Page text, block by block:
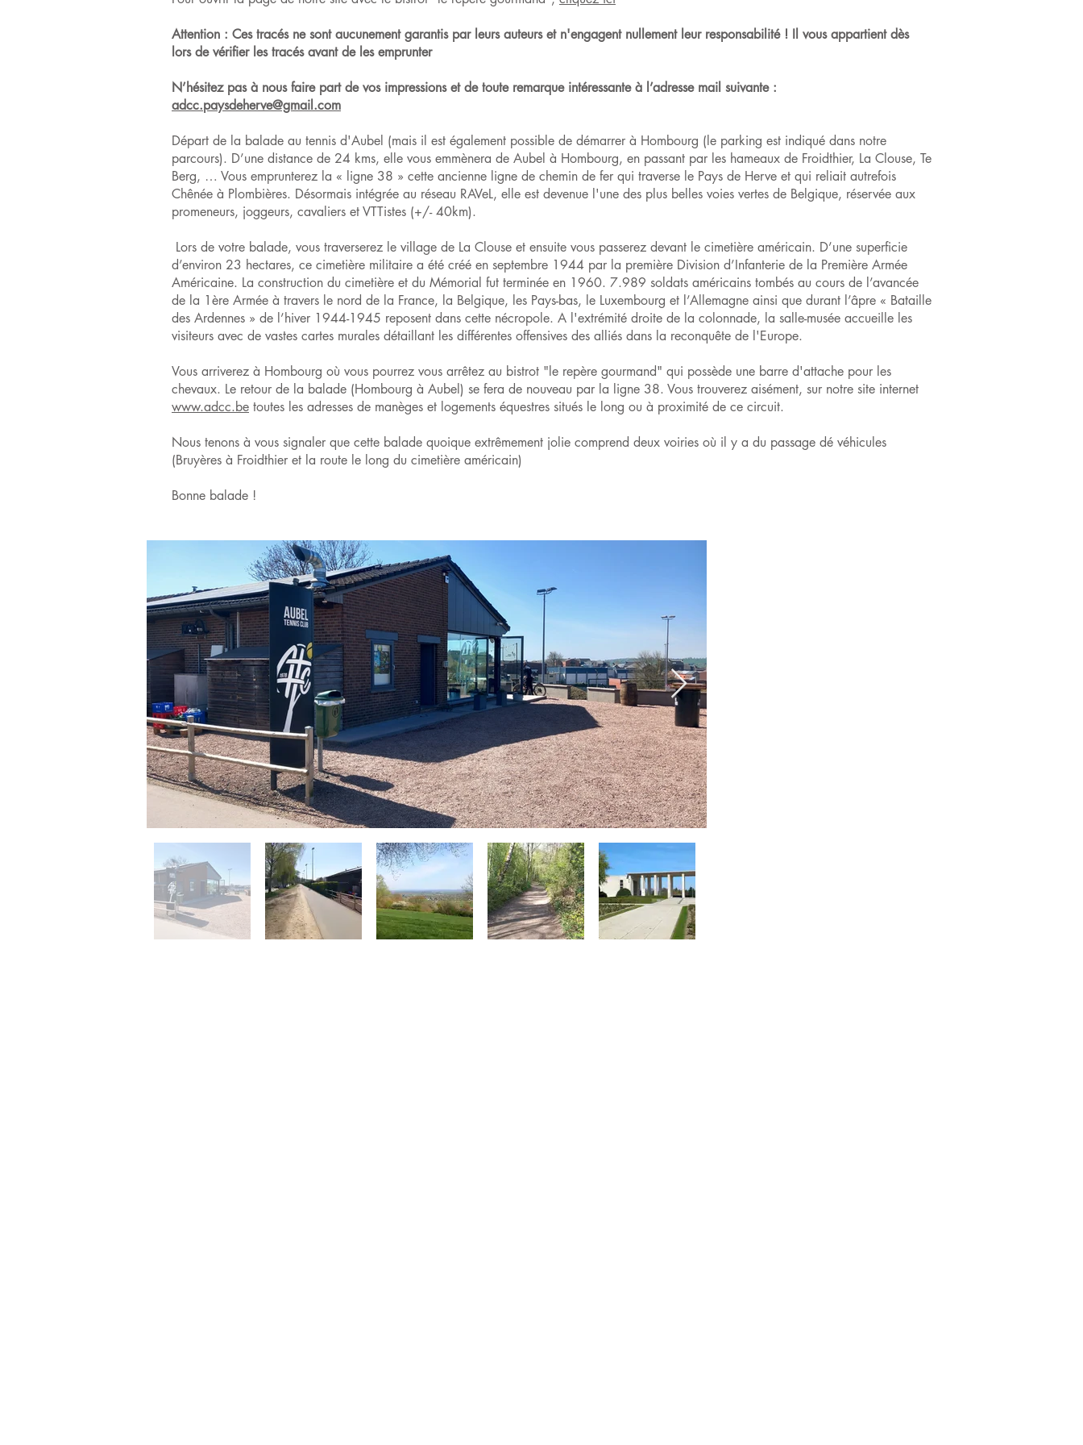
Attention : Ces tracés ne sont aucunement garantis par leurs auteurs et n'engagent nullement leur responsabilité ! Il vous appartient dès
lors de vérifier les tracés avant de les emprunter
N’hésitez pas à nous faire part de vos impressions et de toute remarque intéressante à l’adresse mail suivante :
adcc.paysdeherve@gmail.com
Départ de la balade au tennis d'Aubel (mais il est également possible de démarrer à Hombourg (le parking est indiqué dans notre
parcours). D’une distance de 24 kms, elle vous emmènera de Aubel à Hombourg, en passant par les hameaux de Froidthier, La Clouse, Te
Berg, … Vous emprunterez la « ligne 38 » cette ancienne ligne de chemin de fer qui traverse le Pays de Herve et qui reliait autrefois
Chênée à Plombières. Désormais intégrée au réseau RAVeL, elle est devenue l'une des plus belles voies vertes de Belgique, réservée aux
promeneurs, joggeurs, cavaliers et VTTistes (+/- 40km).
Lors de votre balade, vous traverserez le village de La Clouse et ensuite vous passerez devant le cimetière américain. D’une superficie
d’environ 23 hectares, ce cimetière militaire a été créé en septembre 1944 par la première Division d’Infanterie de la Première Armée
Américaine. La construction du cimetière et du Mémorial fut terminée en 1960. 7.989 soldats américains tombés au cours de l’avancée
de la 1ère Armée à travers le nord de la France, la Belgique, les Pays-bas, le Luxembourg et l’Allemagne ainsi que durant l’âpre « Bataille
des Ardennes » de l’hiver 1944-1945 reposent dans cette nécropole. A l'extrémité droite de la colonnade, la salle-musée accueille les
visiteurs avec de vastes cartes murales détaillant les différentes offensives des alliés dans la reconquête de l'Europe.
Vous arriverez à Hombourg où vous pourrez vous arrêtez au bistrot "le repère gourmand" qui possède une barre d'attache pour les
chevaux. Le retour de la balade (Hombourg à Aubel) se fera de nouveau par la ligne 38. Vous trouverez aisément, sur notre site internet
www.adcc.be toutes les adresses de manèges et logements équestres situés le long ou à proximité de ce circuit.
Nous tenons à vous signaler que cette balade quoique extrêmement jolie comprend deux voiries où il y a du passage dé véhicules
(Bruyères à Froidthier et la route le long du cimetière américain)
Bonne balade !